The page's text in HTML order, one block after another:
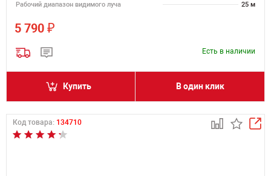
Рабочий диапазон видимого луча
25 м
5 790 ₽
Есть в наличии
Купить В один клик
Код товара: 134710